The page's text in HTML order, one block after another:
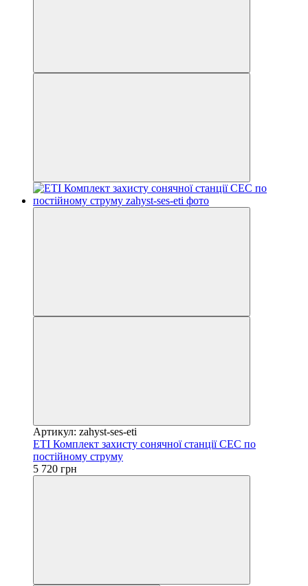
Артикул: zahyst-ses-eti
ETI Комплект захисту сонячної станції СЕС по
постійному струму
5 720 грн